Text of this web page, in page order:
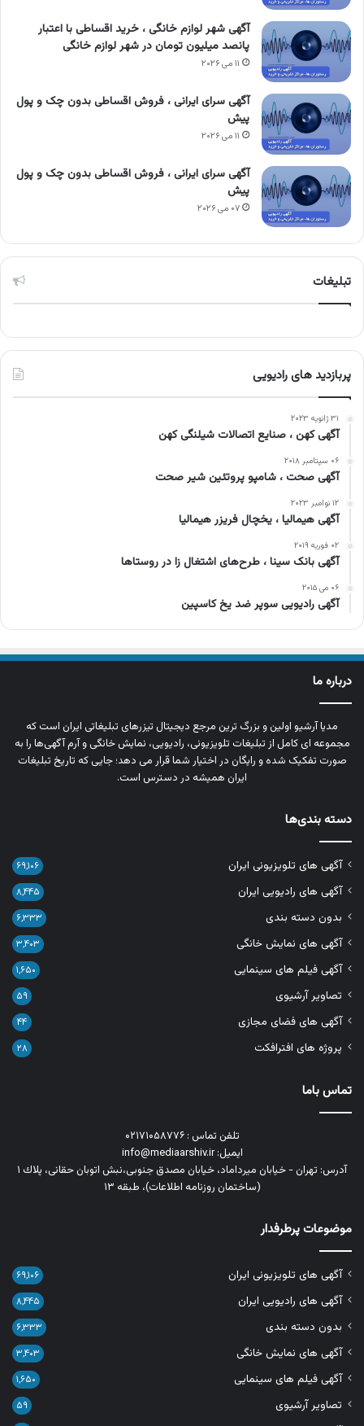
آگهی شهر لوازم خانگی ، خرید اقساطی با اعتبار
پانصد میلیون تومان در شهر لوازم خانگی
۱۱ می ۲۰۲۶
آگهی سرای ایرانی ، فروش اقساطی بدون چک و پول
پیش
۱۱ می ۲۰۲۶
آگهی سرای ایرانی ، فروش اقساطی بدون چک و پول
پیش
۰۷ می ۲۰۲۶
تبلیغات
پربازدید های رادیویی
۳۱ ژانویه ۲۰۲۳
آگهی کهن ، صنایع اتصالات شیلنگی کهن
۰۶ سپتامبر ۲۰۱۸
آگهی صحت ، شامپو پروتئین شیر صحت
۱۲ نوامبر ۲۰۲۳
آگهی هیمالیا ، یخچال فریزر هیمالیا
۰۲ فوریه ۲۰۱۹
آگهی بانک سینا ، طرح‌های اشتغال زا در روستاها
۰۶ می ۲۰۱۵
آگهی رادیویی سوپر ضد یخ کاسپین
درباره ما
مدیا آرشیو اولین و بزرگ‌ ترین مرجع دیجیتال تیزرهای تبلیغاتی ایران است که
مجموعه‌ ای کامل از تبلیغات تلویزیونی، رادیویی، نمایش خانگی و آرم‌ آگهی‌ها را به‌
صورت تفکیک‌ شده و رایگان در اختیار شما قرار می‌ دهد؛ جایی که تاریخ تبلیغات
ایران همیشه در دسترس است.
دسته بندی‌ها
آگهی های تلویزیونی ایران ۶۹,۱۰۶
آگهی های رادیویی ایران ۸,۴۴۵
بدون دسته بندی ۶,۳۳۳
آگهی های نمایش خانگی ۳,۴۰۳
آگهی فیلم های سینمایی ۱,۶۵۰
تصاویر آرشیوی ۵۹
آگهی های فضای مجازی ۴۴
پروژه های افترافکت ۲۸
تماس باما
تلفن تماس : ۰۲۱۷۱۰۵۸۷۷۶
ایمیل: info@mediaarshiv.ir
آدرس: تهران - خیابان میرداماد، خیابان مصدق جنوبی،نبش اتوبان حقانی، پلاك ١
(ساختمان روزنامه اطلاعات)، طبقه ۱۳
موضوعات پرطرفدار
آگهی های تلویزیونی ایران ۶۹,۱۰۶
آگهی های رادیویی ایران ۸,۴۴۵
بدون دسته بندی ۶,۳۳۳
آگهی های نمایش خانگی ۳,۴۰۳
آگهی فیلم های سینمایی ۱,۶۵۰
تصاویر آرشیوی ۵۹